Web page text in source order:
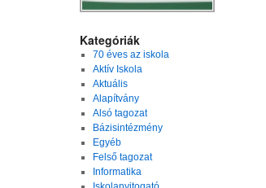
Kategóriák
70 éves az iskola
Aktív Iskola
Aktuális
Alapítvány
Alsó tagozat
Bázisintézmény
Egyéb
Felső tagozat
Informatika